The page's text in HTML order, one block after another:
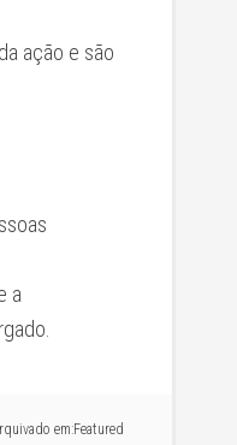
ação e são
a
em:Featured